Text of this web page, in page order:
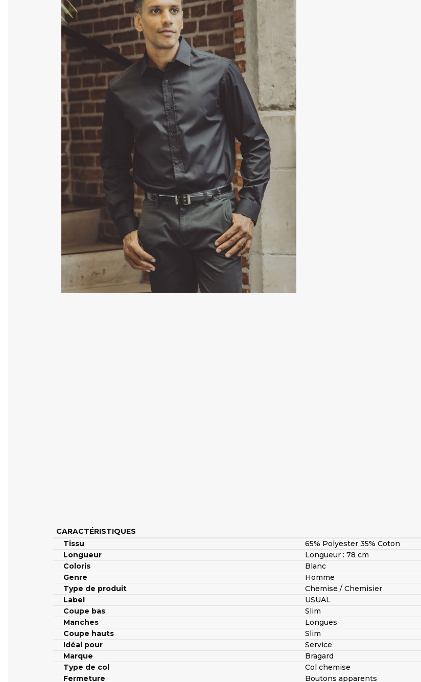
CARACTÉRISTIQUES
Tissu
65% Polyester 35% Coton
Longueur
Longueur : 78 cm
Coloris
Blanc
Genre
Homme
Type de produit
Chemise / Chemisier
Label
USUAL
Coupe bas
Slim
Manches
Longues
Coupe hauts
Slim
Idéal pour
Service
Marque
Bragard
Type de col
Col chemise
Fermeture
Boutons apparents